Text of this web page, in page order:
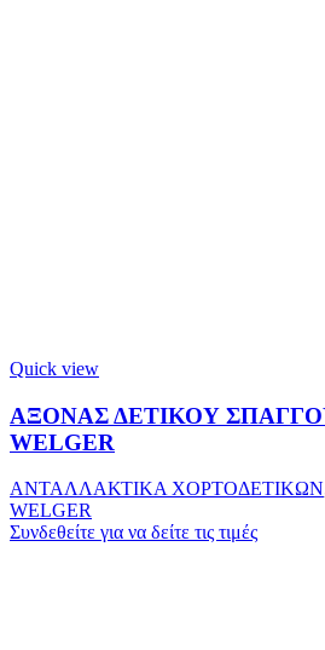
Quick view
ΑΞΟΝΑΣ ΔΕΤΙΚΟΥ ΣΠΑΓΓΟΥ
WELGER
ΑΝΤΑΛΛΑΚΤΙΚΑ ΧΟΡΤΟΔΕΤΙΚΩΝ
WELGER
Συνδεθείτε για να δείτε τις τιμές